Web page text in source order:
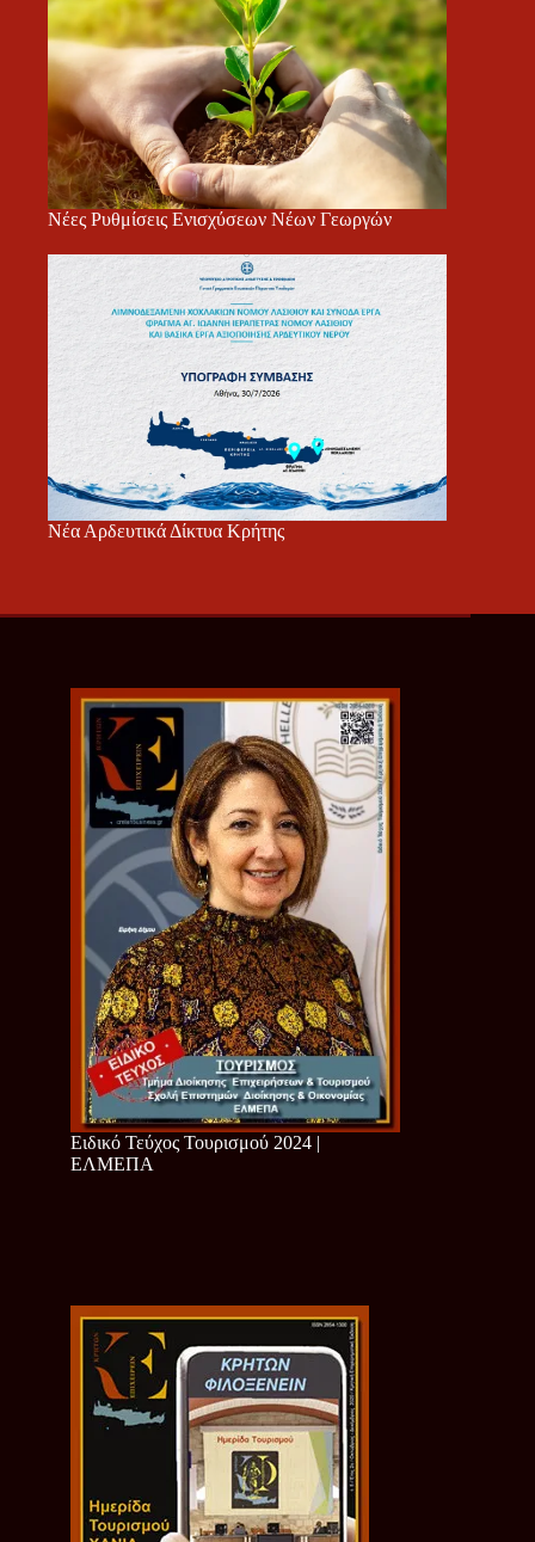
Νέες Ρυθμίσεις Ενισχύσεων Νέων Γεωργών
Νέα Αρδευτικά Δίκτυα Κρήτης
Ειδικό Τεύχος Τουρισμού 2024 |
ΕΛΜΕΠΑ